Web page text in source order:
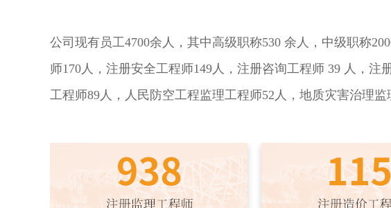
公司现有员工4700余人，其中高级职称530 余人，中级职称
师170人，注册安全工程师149人，注册咨询工程师 39 人，
工程师89人，人民防空工程监理工程师52人，地质灾害治理监